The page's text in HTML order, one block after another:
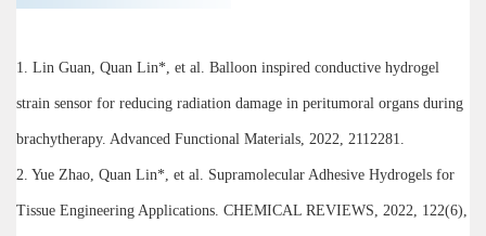
1. Lin Guan, Quan Lin*, et al. Balloon inspired conductive hydrogel
strain sensor for reducing radiation damage in peritumoral organs during
brachytherapy. Advanced Functional Materials, 2022, 2112281.
2. Yue Zhao, Quan Lin*, et al. Supramolecular Adhesive Hydrogels for
Tissue Engineering Applications. CHEMICAL REVIEWS, 2022, 122(6),